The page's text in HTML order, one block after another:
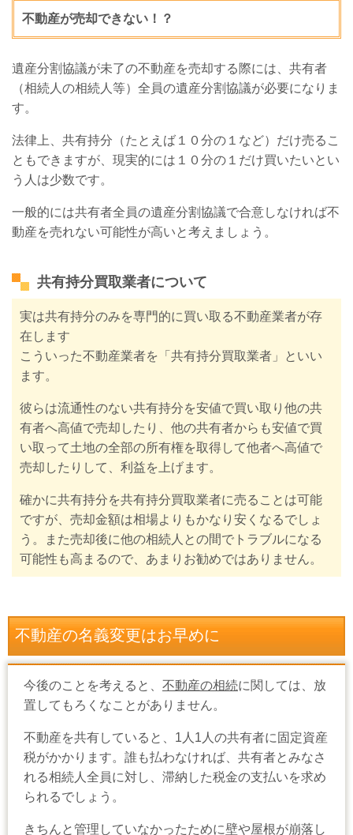
不動産が売却できない！？
遺産分割協議が未了の不動産を売却する際には、共有者
（相続人の相続人等）全員の遺産分割協議が必要になりま
す。
法律上、共有持分（たとえば１０分の１など）だけ売るこ
ともできますが、現実的には１０分の１だけ買いたいとい
う人は少数です。
一般的には共有者全員の遺産分割協議で合意しなければ不
動産を売れない可能性が高いと考えましょう。
共有持分買取業者について
実は共有持分のみを専門的に買い取る不動産業者が存
在します
こういった不動産業者を「共有持分買取業者」といい
ます。
彼らは流通性のない共有持分を安値で買い取り他の共
有者へ高値で売却したり、他の共有者からも安値で買
い取って土地の全部の所有権を取得して他者へ高値で
売却したりして、利益を上げます。
確かに共有持分を共有持分買取業者に売ることは可能
ですが、売却金額は相場よりもかなり安くなるでしょ
う。また売却後に他の相続人との間でトラブルになる
可能性も高まるので、あまりお勧めではありません。
不動産の名義変更はお早めに
今後のことを考えると、 不動産の相続に関しては、放
置してもろくなことがありません。
不動産を共有していると、1人1人の共有者に固定資産
税がかかります。誰も払わなければ、共有者とみなさ
れる相続人全員に対し、滞納した税金の支払いを求め
られるでしょう。
きちんと管理していなかったために壁や屋根が崩落し